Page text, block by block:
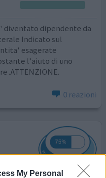
My Personal
diventato dipendente da
Indicato sul
esagerate
l'aiuto di uno
.ATTENZIONE.
0 reazioni